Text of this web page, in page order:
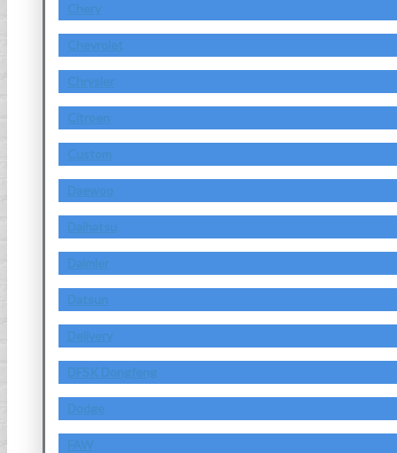
Chery
Chevrolet
Chrysler
Citroen
Custom
Daewoo
Daihatsu
Daimler
Datsun
Delivery
DFSK Dongfeng
Dodge
FAW